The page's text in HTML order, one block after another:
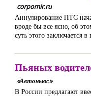
corpomir.ru
Аннулирование ПТС
вроде бы все ясно, об
суть этого заключается
Пьяных
«Автоньюс»
В России предлагают